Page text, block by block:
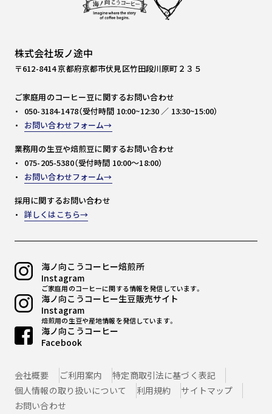
株式会社坂ノ途中
〒612-8414 京都府京都市伏見区竹田段川原町２３５
ご家庭用のコーヒー豆に関するお問い合わせ
050-3184-1478（受付時間 10:00~12:30 ／ 13:30~15:00）
お問い合わせフォーム
業務用の生豆や焙煎豆に関するお問い合わせ
075-205-5380（受付時間 10:00～18:00）
お問い合わせフォーム
採用に関するお問い合わせ
詳しくはこちら
海ノ向こうコーヒー焙煎所
Instagram
ご家庭用のコーヒーに関する情報を発信しています。
海ノ向こうコーヒー生豆販売サイト
Instagram
焙煎用の生豆や産地情報を発信しています。
海ノ向こうコーヒー
Facebook
会社概要 ご利用案内
特定商取引法に基づく表記
個人情報の取り扱いについて
利用規約
サイトマップ
お問い合わせ